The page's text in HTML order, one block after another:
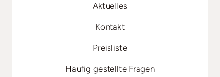
Aktuelles
Kontakt
Preisliste
Häufig gestellte Fragen